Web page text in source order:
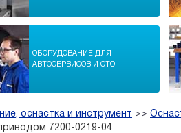
ОБОРУДОВАНИЕ ДЛЯ
АВТОСЕРВИСОВ И СТО
оснастка и инструмент >>
7200-0219-04